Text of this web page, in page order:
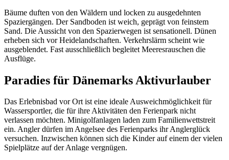
Bäume duften von den Wäldern und locken zu ausgedehnten
Spaziergängen. Der Sandboden ist weich, geprägt von feinstem
Sand. Die Aussicht von den Spazierwegen ist sensationell. Dünen
erheben sich vor Heidelandschaften. Verkehrslärm scheint wie
ausgeblendet. Fast ausschließlich begleitet Meeresrauschen die
Ausflüge.
Paradies für Dänemarks Aktivurlauber
Das Erlebnisbad vor Ort ist eine ideale Ausweichmöglichkeit für
Wassersportler, die für ihre Aktivitäten den Ferienpark nicht
verlassen möchten. Minigolfanlagen laden zum Familienwettstreit
ein. Angler dürfen im Angelsee des Ferienparks ihr Anglerglück
versuchen. Inzwischen können sich die Kinder auf einem der vielen
Spielplätze auf der Anlage vergnügen.